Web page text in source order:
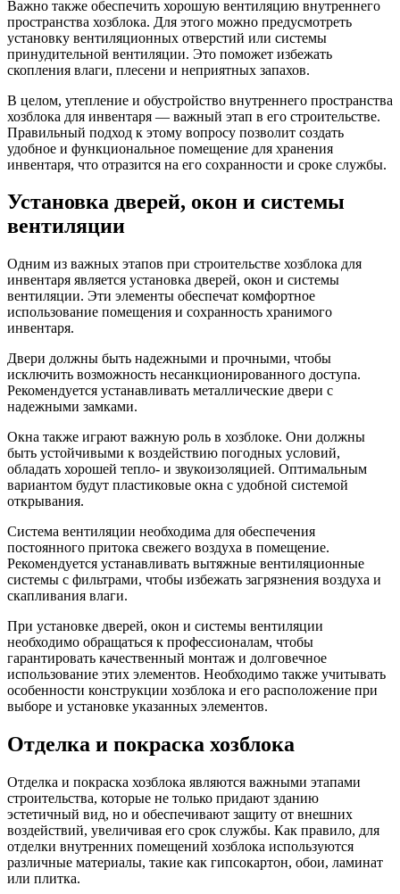
Важно также обеспечить хорошую вентиляцию внутреннего
пространства хозблока. Для этого можно предусмотреть
установку вентиляционных отверстий или системы
принудительной вентиляции. Это поможет избежать
скопления влаги, плесени и неприятных запахов.
В целом, утепление и обустройство внутреннего пространства
хозблока для инвентаря — важный этап в его строительстве.
Правильный подход к этому вопросу позволит создать
удобное и функциональное помещение для хранения
инвентаря, что отразится на его сохранности и сроке службы.
Установка дверей, окон и системы
вентиляции
Одним из важных этапов при строительстве хозблока для
инвентаря является установка дверей, окон и системы
вентиляции. Эти элементы обеспечат комфортное
использование помещения и сохранность хранимого
инвентаря.
Двери должны быть надежными и прочными, чтобы
исключить возможность несанкционированного доступа.
Рекомендуется устанавливать металлические двери с
надежными замками.
Окна также играют важную роль в хозблоке. Они должны
быть устойчивыми к воздействию погодных условий,
обладать хорошей тепло- и звукоизоляцией. Оптимальным
вариантом будут пластиковые окна с удобной системой
открывания.
Система вентиляции необходима для обеспечения
постоянного притока свежего воздуха в помещение.
Рекомендуется устанавливать вытяжные вентиляционные
системы с фильтрами, чтобы избежать загрязнения воздуха и
скапливания влаги.
При установке дверей, окон и системы вентиляции
необходимо обращаться к профессионалам, чтобы
гарантировать качественный монтаж и долговечное
использование этих элементов. Необходимо также учитывать
особенности конструкции хозблока и его расположение при
выборе и установке указанных элементов.
Отделка и покраска хозблока
Отделка и покраска хозблока являются важными этапами
строительства, которые не только придают зданию
эстетичный вид, но и обеспечивают защиту от внешних
воздействий, увеличивая его срок службы. Как правило, для
отделки внутренних помещений хозблока используются
различные материалы, такие как гипсокартон, обои, ламинат
или плитка.